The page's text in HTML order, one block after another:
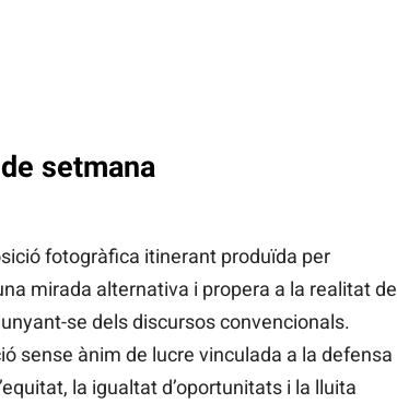
setmana
fotogràfica itinerant produïda per
mirada alternativa i propera a la realitat de
se dels discursos convencionals.
sense ànim de lucre vinculada a la defensa
la igualtat d’oportunitats i la lluita